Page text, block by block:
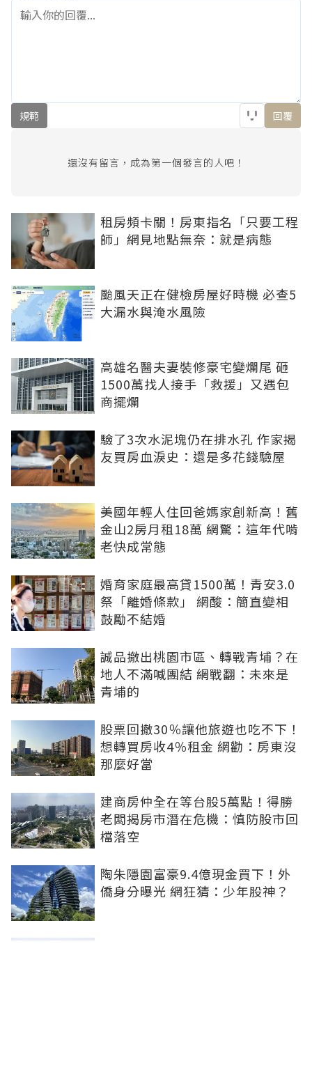
規範 回覆
還沒有留言，成為第一個發言的人吧！
租房頻卡關！房東指名「只要工程
師」網見地點無奈：就是病態
颱風天正在健檢房屋好時機 必查5
大漏水與淹水風險
高雄名醫夫妻裝修豪宅變爛尾 砸
1500萬找人接手「救援」又遇包
商擺爛
驗了3次水泥塊仍在排水孔 作家揭
友買房血淚史：還是多花錢驗屋
美國年輕人住回爸媽家創新高！舊
金山2房月租18萬 網驚：這年代啃
老快成常態
婚育家庭最高貸1500萬！青安3.0
祭「離婚條款」 網酸：簡直變相
鼓勵不結婚
誠品撤出桃園市區、轉戰青埔？在
地人不滿喊團結 網戰翻：未來是
青埔的
股票回撤30％讓他旅遊也吃不下！
想轉買房收4％租金 網勸：房東沒
那麼好當
建商房仲全在等台股5萬點！得勝
老闆揭房市潛在危機：慎防股市回
檔落空
陶朱隱園富豪9.4億現金買下！外
僑身分曝光 網狂猜：少年股神？